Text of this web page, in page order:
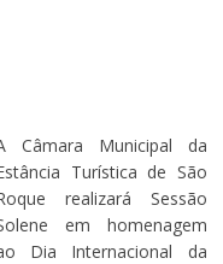
Câmara Municipal da
Turística de São
realizará Sessão
em homenagem
Dia Internacional da